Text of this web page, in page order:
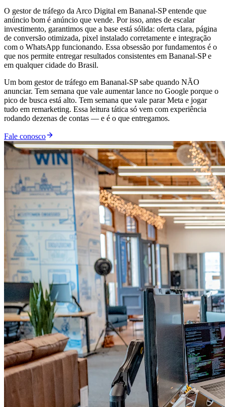
O gestor de tráfego da Arco Digital em Bananal-SP entende que
anúncio bom é anúncio que vende. Por isso, antes de escalar
investimento, garantimos que a base está sólida: oferta clara, página
de conversão otimizada, pixel instalado corretamente e integração
com o WhatsApp funcionando. Essa obsessão por fundamentos é o
que nos permite entregar resultados consistentes em Bananal-SP e
em qualquer cidade do Brasil.
Um bom gestor de tráfego em Bananal-SP sabe quando NÃO
anunciar. Tem semana que vale aumentar lance no Google porque o
pico de busca está alto. Tem semana que vale parar Meta e jogar
tudo em remarketing. Essa leitura tática só vem com experiência
rodando dezenas de contas — e é o que entregamos.
Fale conosco